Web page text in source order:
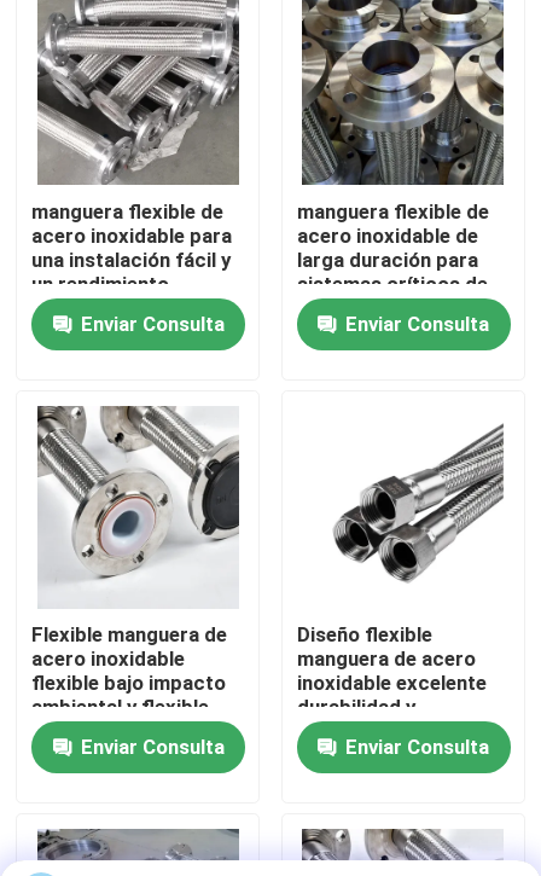
En casa
Productos
Sobre nosotros
recorrido por la fábrica
Control de calidad
Noticias
Casos de trabajo
Solicitar una cita
Diafragma de goma de la válvula
manguera flexible de
acero inoxidable para
una instalación fácil y
un rendimiento
duradero
Enviar Consulta
manguera flexible de
acero inoxidable de
larga duración para
sistemas críticos de
rendimiento
Enviar Consulta
Flexible manguera de
acero inoxidable
flexible bajo impacto
ambiental y flexible
Enviar Consulta
Diseño flexible
manguera de acero
inoxidable excelente
durabilidad y
versatilidad
Enviar Consulta